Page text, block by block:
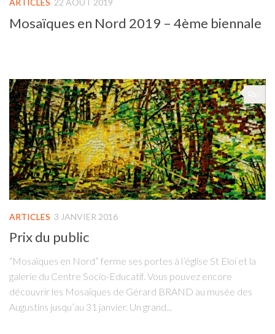
ARTICLES 22 AOÛT 2019
Mosaïques en Nord 2019 – 4ème biennale
ARTICLES 3 JANVIER 2016
Prix du public
“Mosaïques en Nord” ferme ses portes à l’église St Eloi et la
galerie du Centre Socio-Educatif. Vous pouvez encore
découvrir les Mosaïques de Gérard BRAND au musée des
Augustins jusqu’au 31 janvier. Un grand...